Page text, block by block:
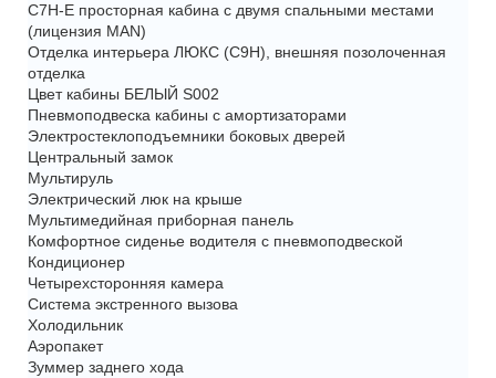
C7H-Е просторная кабина с двумя спальными местами
(лицензия MAN)
Отделка интерьера ЛЮКС (С9Н), внешняя позолоченная
отделка
Цвет кабины БЕЛЫЙ S002
Пневмоподвеска кабины с амортизаторами
Электростеклоподъемники боковых дверей
Центральный замок
Мультируль
Электрический люк на крыше
Мультимедийная приборная панель
Комфортное сиденье водителя с пневмоподвеской
Кондиционер
Четырехсторонняя камера
Система экстренного вызова
Холодильник
Аэропакет
Зуммер заднего хода